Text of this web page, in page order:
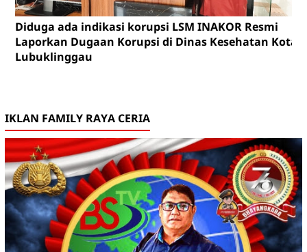
Diduga ada indikasi korupsi LSM INAKOR Resmi
Laporkan Dugaan Korupsi di Dinas Kesehatan Kota
Lubuklinggau
IKLAN FAMILY RAYA CERIA